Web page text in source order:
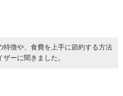
特徴や、食費を上手に節約する方法
ーに聞きました。